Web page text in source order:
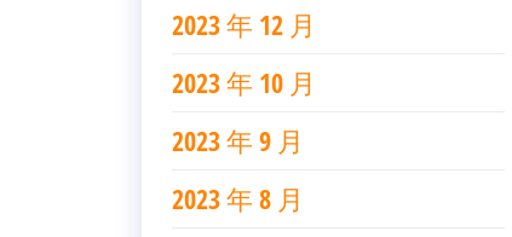
2023 年 12 月
2023 年 10 月
2023 年 9 月
2023 年 8 月